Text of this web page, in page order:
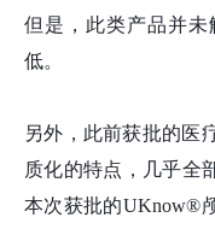
但是，此类产品并
低。
另外，此前获批的医
质化的特点，几乎全
本次获批的UKnow®